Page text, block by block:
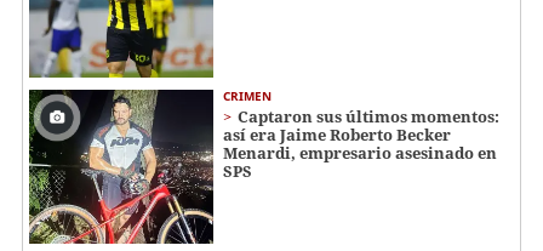
CRIMEN
Captaron sus últimos momentos:
así era Jaime Roberto Becker
Menardi​​​, empresario asesinado en
SPS